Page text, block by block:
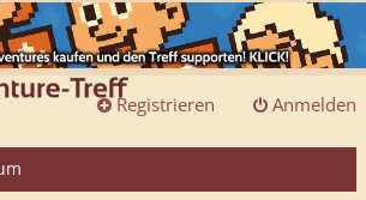
Anmelden
Registrieren